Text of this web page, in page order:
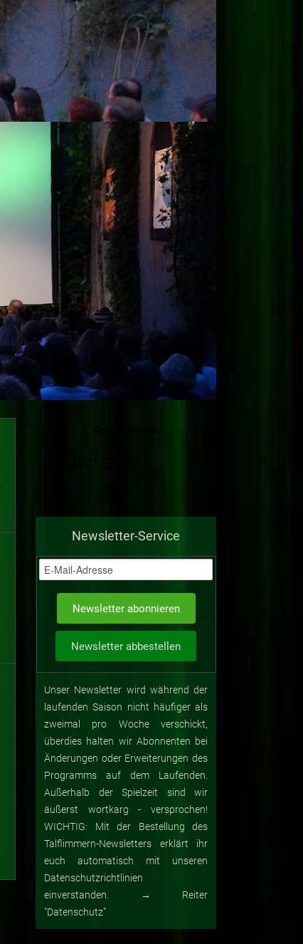
Newsletter-Service
Unser Newsletter wird während der
laufenden Saison nicht häufiger als
zweimal pro Woche verschickt,
überdies halten wir Abonnenten bei
Änderungen oder Erweiterungen des
Programms auf dem Laufenden.
Außerhalb der Spielzeit sind wir
äußerst wortkarg - versprochen!
WICHTIG: Mit der Bestellung des
Talflimmern-Newsletters erklärt ihr
euch automatisch mit unseren
Datenschutzrichtlinien
einverstanden. → Reiter
"Datenschutz"